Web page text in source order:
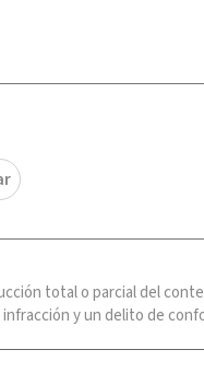
total o parcial del
y un delito de